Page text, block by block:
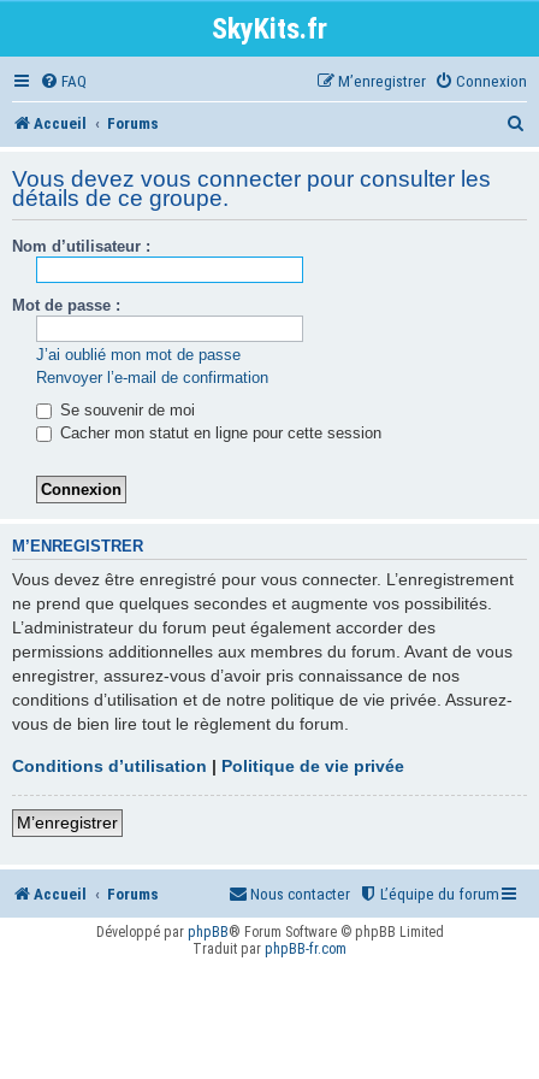
SkyKits.fr
FAQ Connexion
M’enregistrer
Accueil Forums
Vous devez vous connecter pour consulter les
détails de ce groupe.
Nom d’utilisateur :
Mot de passe :
J’ai oublié mon mot de passe
Renvoyer l’e-mail de confirmation
Se souvenir de moi
Cacher mon statut en ligne pour cette session
M’ENREGISTRER
Vous devez être enregistré pour vous connecter. L’enregistrement
ne prend que quelques secondes et augmente vos possibilités.
L’administrateur du forum peut également accorder des
permissions additionnelles aux membres du forum. Avant de vous
enregistrer, assurez-vous d’avoir pris connaissance de nos
conditions d’utilisation et de notre politique de vie privée. Assurez-
vous de bien lire tout le règlement du forum.
Conditions d’utilisation | Politique de vie privée
M’enregistrer
Accueil Forums L’équipe du forum
Nous contacter
Développé par phpBB® Forum Software © phpBB Limited
Traduit par phpBB-fr.com